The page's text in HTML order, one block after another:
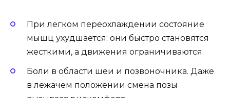
При легком переохлаждении состояние
мышц ухудшается: они быстро становятся
жесткими, а движения ограничиваются.
Боли в области шеи и позвоночника. Даже
в лежачем положении смена позы